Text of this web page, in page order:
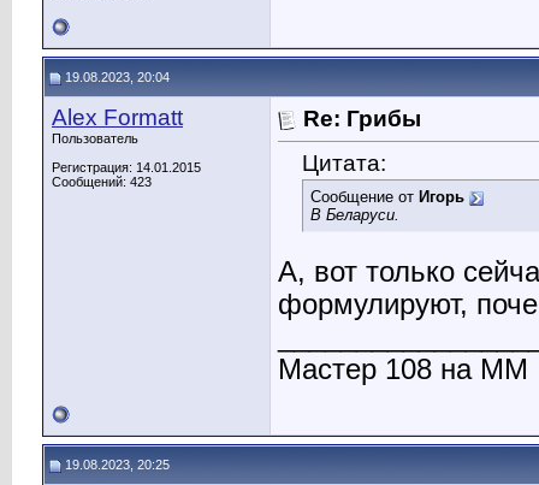
19.08.2023, 20:04
Alex Formatt
Пользователь
Регистрация: 14.01.2015
Сообщений: 423
Re: Грибы
Цитата:
Сообщение от Игорь
В Беларуси.
А, вот только
формулируют,
Мастер 108 на ММ
19.08.2023, 20:25